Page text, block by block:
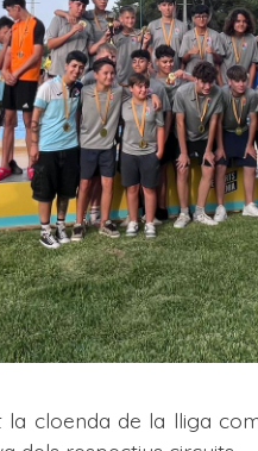
cloenda de la lliga